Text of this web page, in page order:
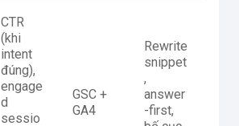
CTR
(khi
intent
đúng),
engage
d
sessio
GSC +
GA4
Rewrite
snippet
,
answer
-first,